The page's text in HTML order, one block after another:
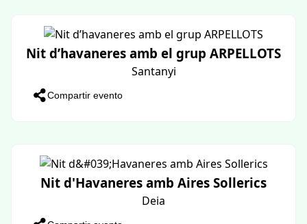
Festa de la Flama del Canigó
Porreras
Compartir evento